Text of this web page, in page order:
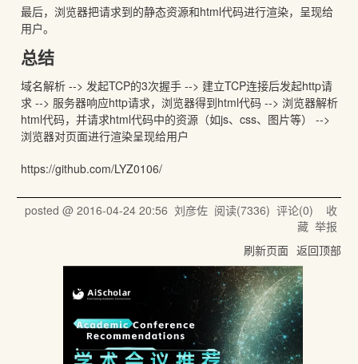
最后，浏览器把请求到的静态资源和html代码进行渲染，呈现给
用户。
总结
域名解析 --> 发起TCP的3次握手 --> 建立TCP连接后发起http请
求 --> 服务器响应http请求，浏览器得到html代码 --> 浏览器解析
html代码，并请求html代码中的资源（如js、css、图片等） -->
浏览器对页面进行渲染呈现给用户
https://github.com/LYZ0106/
posted @ 2016-04-24 20:56 刘彦佐阅读(7336) 评论(0) 收
藏 举报
刷新页面 返回顶部